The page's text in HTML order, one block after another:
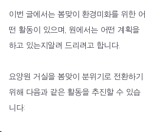
이번 글에서는 봄맞이 환경미화를 위한 어
떤 활동이 있으며, 원에서는 어떤 계획을
하고 있는지알려 드리려고 합니다.
요양원 거실을 봄맞이 분위기로 전환하기
위해 다음과 같은 활동을 추진할 수 있습
니다: